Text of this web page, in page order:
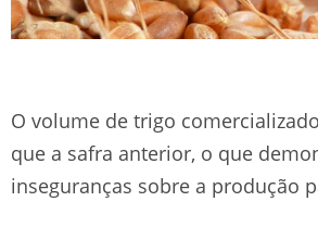
O volume de trigo
que a safra anterior, o que
inseguranças sobre a produção